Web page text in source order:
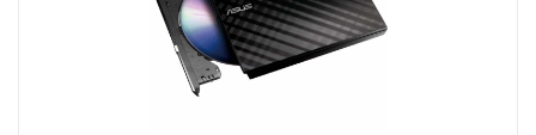
schijfstations zakelijk op rekening kopen via Billie is